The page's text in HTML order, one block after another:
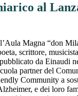
al
Magna “don
scrittore,
da Einaudi
partner del
Community a
e dei loro